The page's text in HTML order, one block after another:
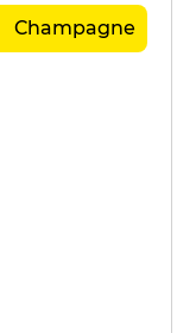
Champagne